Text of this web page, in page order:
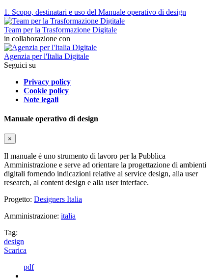
1. Scopo, destinatari e uso del Manuale operativo di design
Team per la Trasformazione Digitale
in collaborazione con
Agenzia per l'Italia Digitale
Seguici su
Privacy policy
Cookie policy
Note legali
Manuale operativo di design
×
Il manuale è uno strumento di lavoro per la Pubblica
Amministrazione e serve ad orientare la progettazione di ambienti
digitali fornendo indicazioni relative al service design, alla user
research, al content design e alla user interface.
Progetto: Designers Italia
Amministrazione: italia
Tag:
design
Scarica
pdf